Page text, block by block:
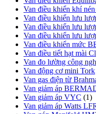
Van điều khiển khí
Van điều khiển lưu
Van điều khiển lưu
Van điều khiển lưu
Van điều khiển mức
Van điều tiết hạt mài
Van đo lường công
Van động cơ mini Tork
Van gas điện từ
Van giảm áp
Van giảm áp VYC (1)
Van giảm áp Watts